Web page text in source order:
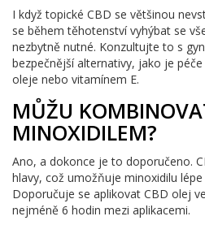
I když topické CBD se většinou
se během těhotenství vyhýbat se
nezbytně nutné. Konzultujte to s
bezpečnější alternativy, jako je
oleje nebo vitamínem E.
MŮŽU
MINOXIDILEM?
Ano, a dokonce je to doporučeno.
hlavy, což umožňuje minoxidilu
Doporučuje se aplikovat CBD olej
nejméně 6 hodin mezi aplikacemi.